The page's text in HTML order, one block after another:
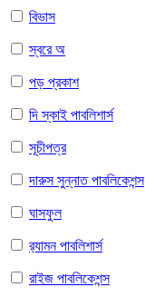
বিভাস
স্বরে অ
পড় প্রকাশ
দি স্কাই পাবলিশার্স
সূচীপত্র
দারুস সুন্নাত পাবলিকেশন্স
ঘাসফুল
র‍্যামন পাবলিশার্স
রাইজ পাবলিকেশন্স